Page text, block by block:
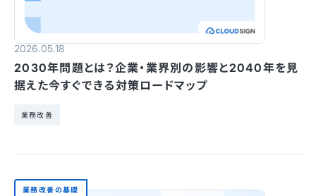
2026.05.18
2030年問題とは？企業・業界別の影響と2040年を見
据えた今すぐできる対策ロードマップ
業務改善
業務改善の基礎